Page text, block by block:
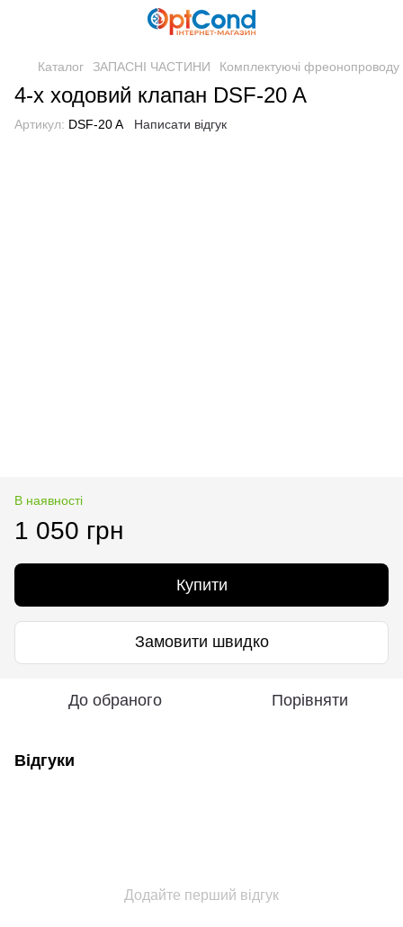
Каталог ЗАПАСНІ ЧАСТИНИ Комплектуючі фреонопроводу
4-х ходовий клапан DSF-20 A
Артикул: DSF-20 A Написати відгук
В наявності
1 050 грн
Купити
Замовити швидко
До обраного Порівняти
Відгуки
Додайте перший відгук